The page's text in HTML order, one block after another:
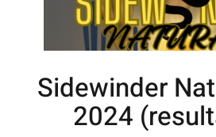
Sidewinder
2024